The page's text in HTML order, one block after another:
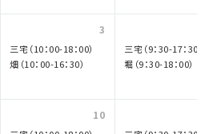
3
三宅（10：00-18：00）
畑（10：00-16：30）
三宅（9：30-17：30）
堀（9：30-18：00）
10